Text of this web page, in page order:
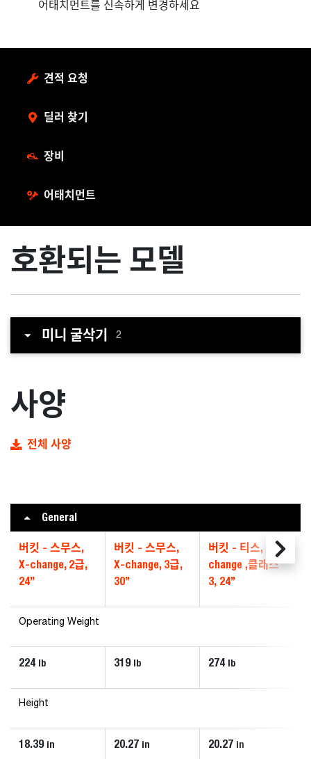
어태치먼트를 신속하게 변경하세요
견적 요청
딜러 찾기
장비
어태치먼트
호환되는 모델
미니 굴삭기 2
사양
전체 사양
General
버킷 - 스무스,
X-change, 2급,
24”
버킷 - 스무스,
X-change, 3급,
30”
버킷 - 티스, X-
change ,클래스
3, 24”
Operating Weight
224 lb 319 lb 274 lb
Height
18.39 in 20.27 in 20.27 in